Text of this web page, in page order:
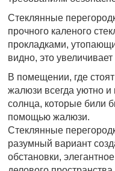
Стеклянные
прочного каленого
прокладками,
видно, это
В помещении, где
жалюзи всегда уютно и
солнца, которые били
помощью жалюзи.
Стеклянные
разумный вариант
обстановки,